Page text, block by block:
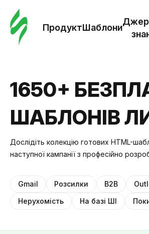
ПродуктШаблони
1650+
ШАБЛОНІВ
Дослідіть колекцію готових HTML-
наступної кампанії з професійно
Gmail Розсилки B2B
Нерухомість
На базі ШІ